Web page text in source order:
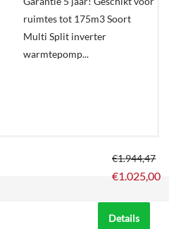
ruimtes tot 175m3 Soort
Multi Split inverter
warmtepomp...
€1.944,47
€1.025,00
Details